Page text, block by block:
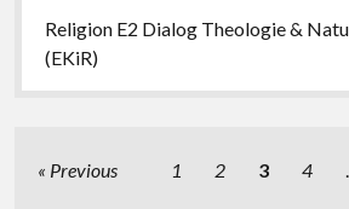
Religion E2 Dialog Theologie &
(EKiR)
Beitragsnavigation
Previous 1 2 3 4